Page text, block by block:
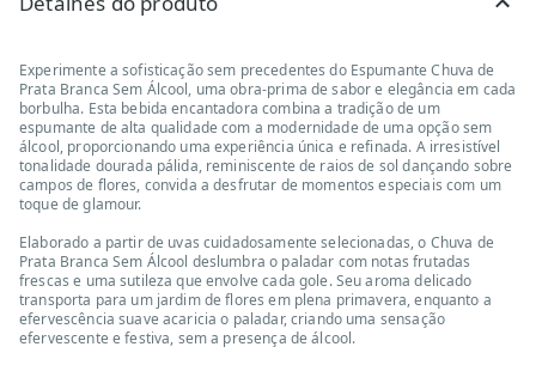
Experimente a sofisticação sem precedentes do Espumante Chuva de
Prata Branca Sem Álcool, uma obra-prima de sabor e elegância em cada
borbulha. Esta bebida encantadora combina a tradição de um
espumante de alta qualidade com a modernidade de uma opção sem
álcool, proporcionando uma experiência única e refinada. A irresistível
tonalidade dourada pálida, reminiscente de raios de sol dançando sobre
campos de flores, convida a desfrutar de momentos especiais com um
toque de glamour.
Elaborado a partir de uvas cuidadosamente selecionadas, o Chuva de
Prata Branca Sem Álcool deslumbra o paladar com notas frutadas
frescas e uma sutileza que envolve cada gole. Seu aroma delicado
transporta para um jardim de flores em plena primavera, enquanto a
efervescência suave acaricia o paladar, criando uma sensação
efervescente e festiva, sem a presença de álcool.